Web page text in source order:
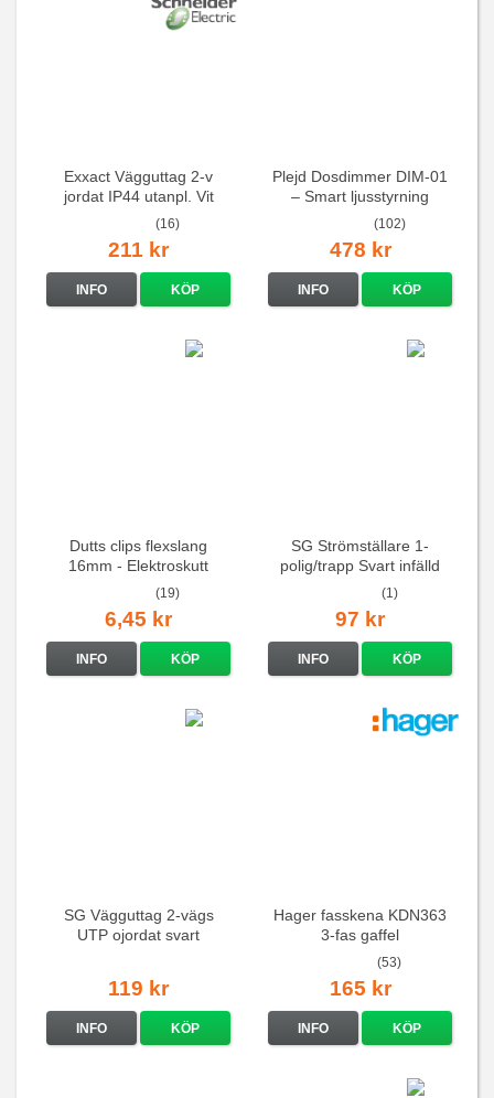
Exxact Vägguttag 2-v
jordat IP44 utanpl. Vit
(16)
211 kr
INFO KÖP
Plejd Dosdimmer DIM-01
– Smart ljusstyrning
(102)
478 kr
INFO KÖP
Dutts clips flexslang
16mm - Elektroskutt
(19)
6,45 kr
INFO KÖP
SG Strömställare 1-
polig/trapp Svart infälld
(1)
97 kr
INFO KÖP
SG Vägguttag 2-vägs
UTP ojordat svart
119 kr
INFO KÖP
Hager fasskena KDN363
3-fas gaffel
(53)
165 kr
INFO KÖP